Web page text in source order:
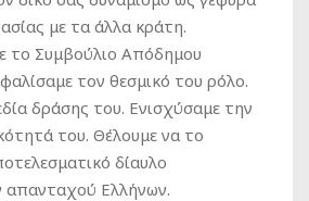
με τα άλλα κράτη.
το Συμβούλιο Απόδημου
τον θεσμικό του ρόλο.
δράσης του. Ενισχύσαμε την
του. Θέλουμε να το
δίαυλο
απανταχού Ελλήνων.